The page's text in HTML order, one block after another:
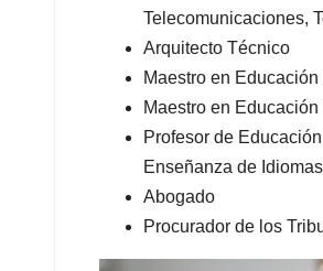
Telecomunicaciones,
Arquitecto Técnico
Maestro en Educación
Maestro en Educación
Profesor de
Enseñanza de Idiomas
Abogado
Procurador de los